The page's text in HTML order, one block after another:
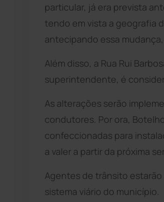
particular, já era prevista
tendo em vista a geografia
antecipando essa
Além disso, a Rua Rui
superintendente, é
As alterações serão
condutores. Por ora,
confeccionadas para
a valer a partir da próxima
Agentes de trânsito
sistema viário do município.